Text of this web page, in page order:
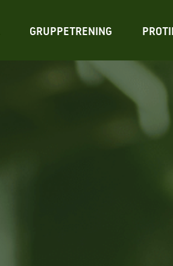
GRUPPETRENING